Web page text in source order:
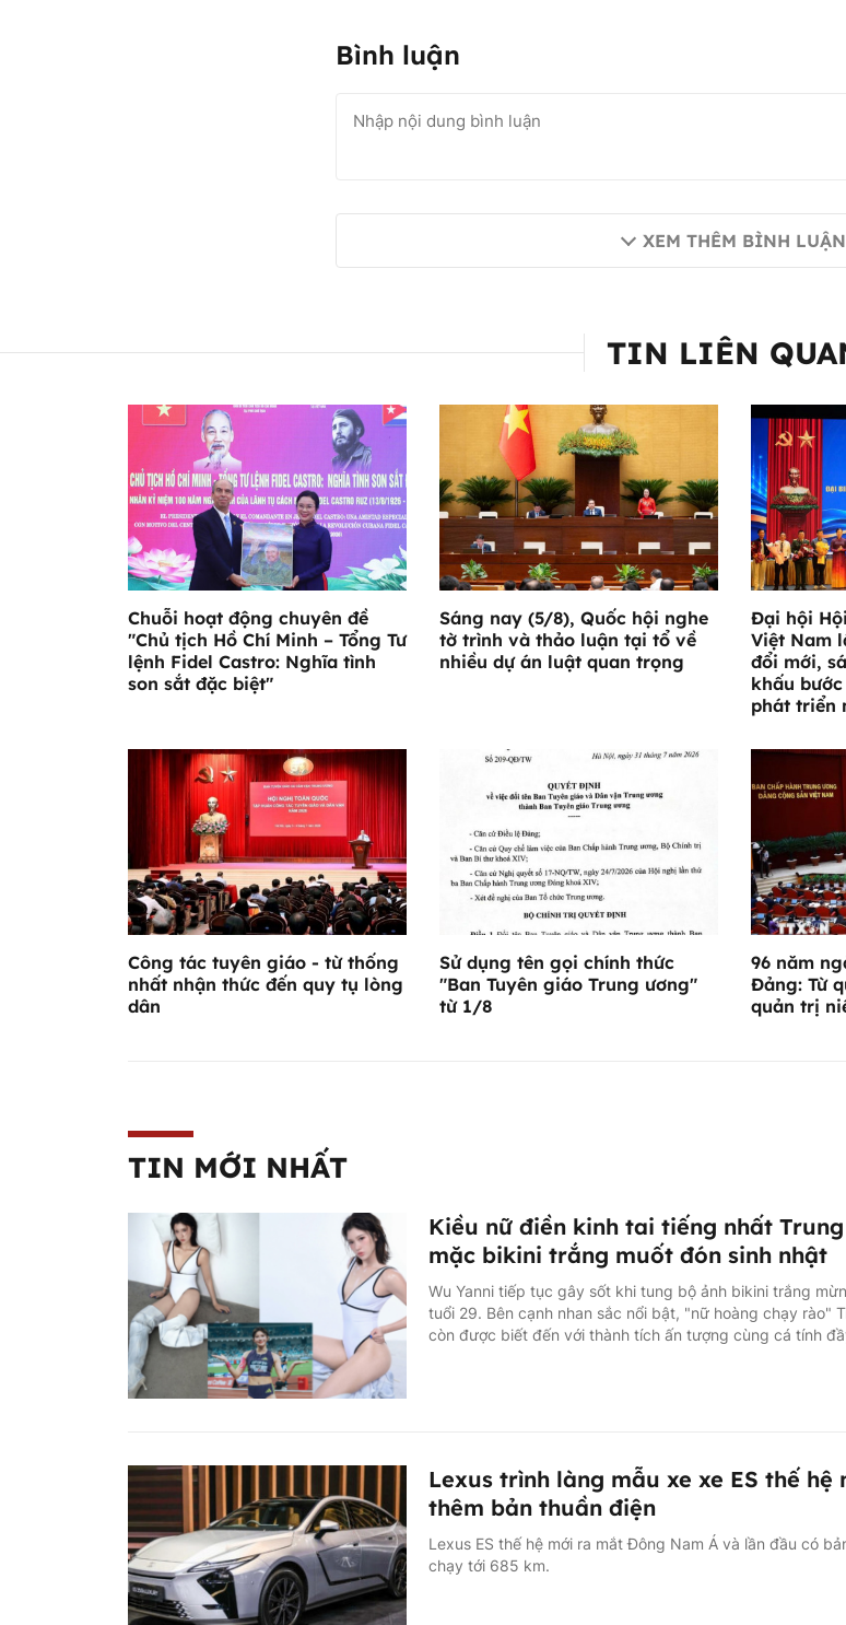
Bình luận
XEM THÊM BÌNH LUẬN
TIN LIÊN
Chuỗi hoạt động chuyên đề
"Chủ tịch Hồ Chí Minh – Tổng Tư
lệnh Fidel Castro: Nghĩa tình
son sắt đặc biệt"
Sáng nay (5/8), Quốc hội nghe
tờ trình và thảo luận tại tổ về
nhiều dự án luật quan trọng
Đại hội
Việt Nam
đổi mới,
khấu
phát triển
Công tác tuyên giáo - từ thống
nhất nhận thức đến quy tụ lòng
dân
Sử dụng tên gọi chính thức
"Ban Tuyên giáo Trung ương"
từ 1/8
96 năm
Đảng: Từ
quản trị
TIN MỚI NHẤT
Kiều nữ điền kinh tai tiếng nhất
mặc bikini trắng muốt đón sinh nhật
Wu Yanni tiếp tục gây sốt khi tung bộ ảnh bikini trắng
tuổi 29. Bên cạnh nhan sắc nổi bật, "nữ hoàng chạy rào"
còn được biết đến với thành tích ấn tượng cùng cá tính
Lexus trình làng mẫu xe xe ES thế hệ
thêm bản thuần điện
Lexus ES thế hệ mới ra mắt Đông Nam Á và lần đầu có
chạy tới 685 km.